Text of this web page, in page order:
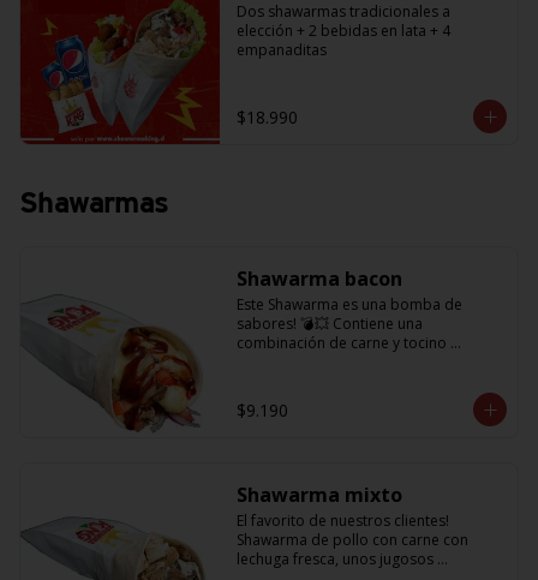
Dos shawarmas tradicionales a
elección + 2 bebidas en lata + 4
empanaditas
$18.990
Shawarmas
Shawarma bacon
Este Shawarma es una bomba de
sabores! 💣💥 Contiene una
combinación de carne y tocino
salsa BBQ
$9.190
Shawarma mixto
El favorito de nuestros clientes!
Shawarma de pollo con carne con
lechuga fresca, unos jugosos